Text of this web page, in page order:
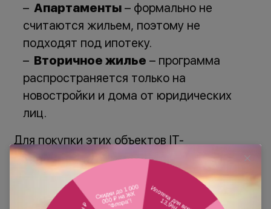
Апартаменты – формально не
считаются жильем, поэтому не
подходят под ипотеку.
Вторичное жилье – программа
распространяется только на
новостройки и дома от юридических
лиц.
Для покупки этих объектов IT-
специалистам придется оформлять
ипотеку на общих условиях без льготной
процентной ставки.